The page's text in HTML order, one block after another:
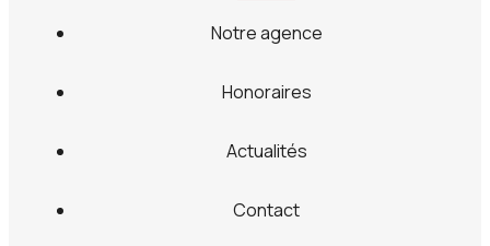
Notre agence
Honoraires
Actualités
Contact